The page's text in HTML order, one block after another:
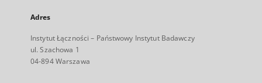
Adres
Instytut Łączności – Państwowy Instytut Badawczy
ul. Szachowa 1
04-894 Warszawa